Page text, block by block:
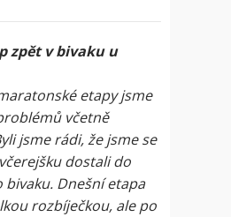
zpět v bivaku u
etapy jsme
včetně
jsme rádi, že jsme se
dostali do
Dnešní etapa
rozbíječkou, ale po